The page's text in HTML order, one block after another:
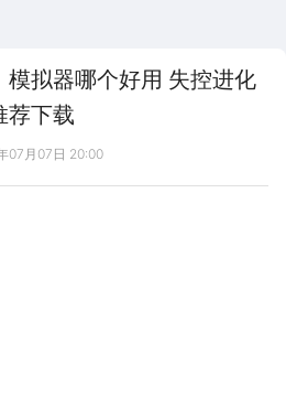
模拟器哪个好用 失控进化
荐下载
07月07日 20:00